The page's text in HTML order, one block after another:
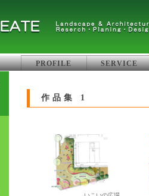
PROFILE SERVICE
作品集 1